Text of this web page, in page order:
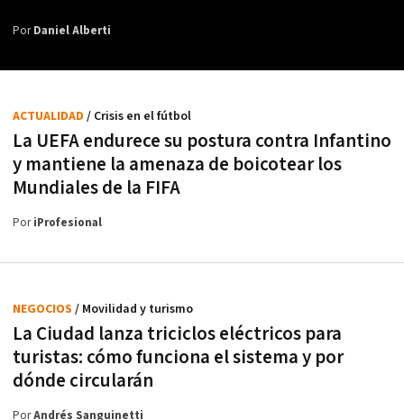
PorDaniel Alberti
La UEFA endurece su postura contra Infantino
y mantiene la amenaza de boicotear los
Mundiales de la FIFA
ACTUALIDAD / Crisis en el fútbol
PoriProfesional
La Ciudad lanza triciclos eléctricos para
turistas: cómo funciona el sistema y por
dónde circularán
NEGOCIOS / Movilidad y turismo
PorAndrés Sanguinetti